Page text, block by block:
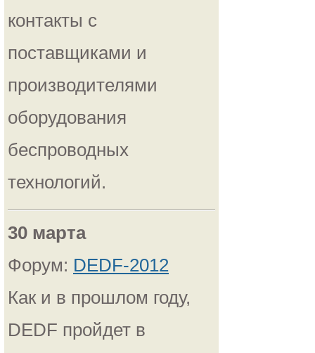
контакты с
поставщиками и
производителями
оборудования
беспроводных
технологий.
30 марта
Форум: DEDF-2012
Как и в прошлом году,
DEDF пройдет в